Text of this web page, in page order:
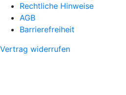
Rechtliche Hinweise
AGB
Barrierefreiheit
Vertrag widerrufen